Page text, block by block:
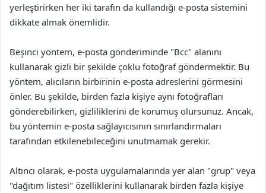
yerleştirirken her iki tarafın da kullandığı e-posta sistemini
dikkate almak önemlidir.
Beşinci yöntem, e-posta gönderiminde "Bcc" alanını
kullanarak gizli bir şekilde çoklu fotoğraf göndermektir. Bu
yöntem, alıcıların birbirinin e-posta adreslerini görmesini
önler. Bu şekilde, birden fazla kişiye aynı fotoğrafları
gönderebilirken, gizliliklerini de korumuş olursunuz. Ancak,
bu yöntemin e-posta sağlayıcısının sınırlandırmaları
tarafından etkilenebileceğini unutmamak gerekir.
Altıncı olarak, e-posta uygulamalarında yer alan "grup" veya
"dağıtım listesi" özelliklerini kullanarak birden fazla kişiye